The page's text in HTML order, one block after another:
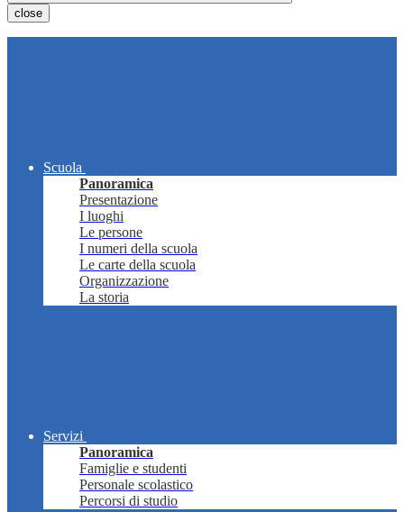
close
Scuola
Panoramica
Presentazione
I luoghi
Le persone
I numeri della scuola
Le carte della scuola
Organizzazione
La storia
Servizi
Panoramica
Famiglie e studenti
Personale scolastico
Percorsi di studio